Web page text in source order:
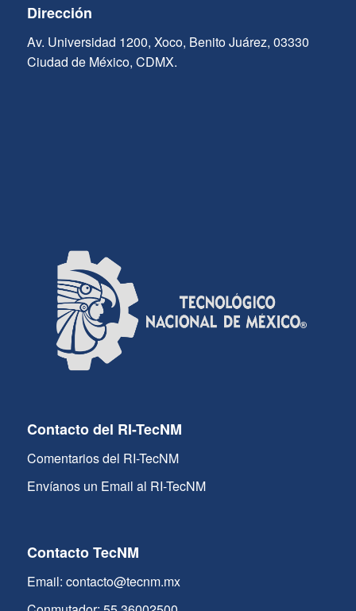
Dirección
Av. Universidad 1200, Xoco, Benito Juárez, 03330
Ciudad de México, CDMX.
Contacto del RI-TecNM
Comentarios del RI-TecNM
Envíanos un Email al RI-TecNM
Contacto TecNM
Email: contacto@tecnm.mx